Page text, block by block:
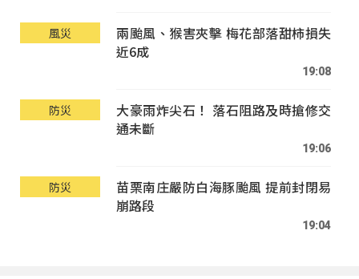
風災
兩颱風、猴害夾擊 梅花部落甜柿損失
近6成
19:08
防災
大豪雨炸尖石！ 落石阻路及時搶修交
通未斷
19:06
防災
苗栗南庄嚴防白海豚颱風 提前封閉易
崩路段
19:04